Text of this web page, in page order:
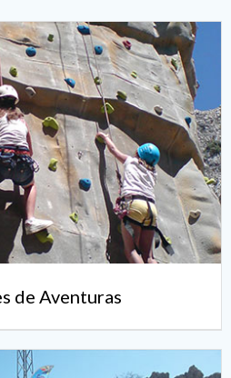
de Aventuras